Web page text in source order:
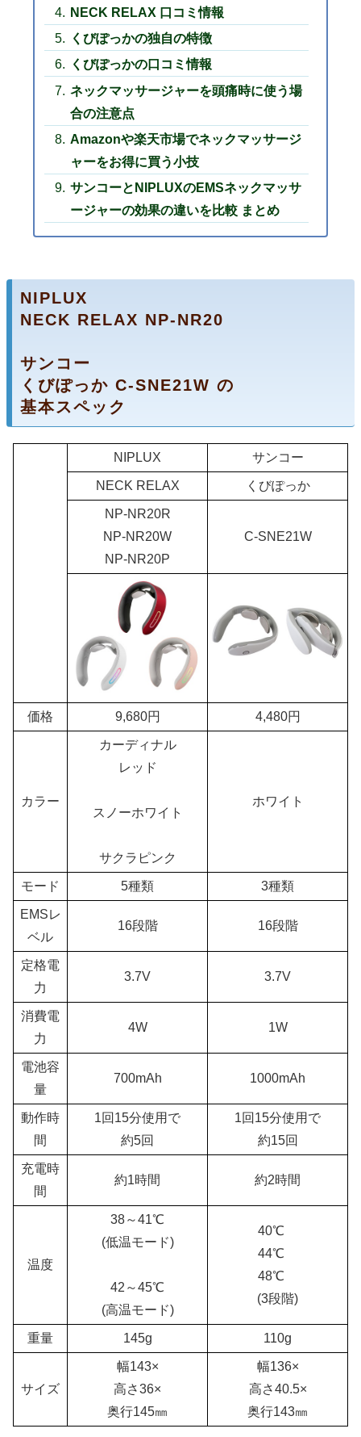
NECK RELAX 口コミ情報
くびぽっかの独自の特徴
くびぽっかの口コミ情報
ネックマッサージャーを頭痛時に使う場
合の注意点
Amazonや楽天市場でネックマッサージ
ャーをお得に買う小技
サンコーとNIPLUXのEMSネックマッサ
ージャーの効果の違いを比較 まとめ
NIPLUX
NECK RELAX NP-NR20
サンコー
くびぽっか C-SNE21W の
基本スペック
NIPLUX サンコー
NECK RELAX くびぽっか
NP-NR20R
NP-NR20W
NP-NR20P
C-SNE21W
価格 9,680円 4,480円
カラー
カーディナル
レッド
スノーホワイト
サクラピンク
ホワイト
モード 5種類 3種類
EMSレ
ベル
16段階 16段階
定格電
力
3.7V 3.7V
消費電
力
4W 1W
電池容
量
700mAh 1000mAh
動作時
間
1回15分使用で
約5回
1回15分使用で
約15回
充電時
間
約1時間 約2時間
温度
38～41℃
(低温モード)
42～45℃
(高温モード)
40℃
44℃
48℃
(3段階)
重量 145g 110g
サイズ
幅143×
高さ36×
奥行145㎜
幅136×
高さ40.5×
奥行143㎜